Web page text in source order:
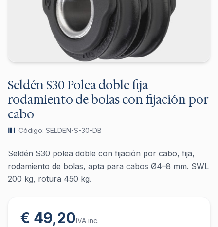
Seldén S30 Polea doble fija
rodamiento de bolas con fijación por
cabo
Código: SELDEN-S-30-DB
Seldén S30 polea doble con fijación por cabo, fija,
rodamiento de bolas, apta para cabos Ø4–8 mm. SWL
200 kg, rotura 450 kg.
€ 49,20IVA inc.